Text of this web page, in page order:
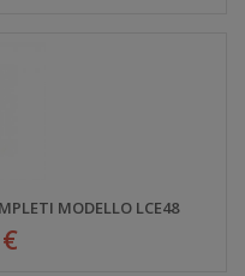
MODELLO LCE48